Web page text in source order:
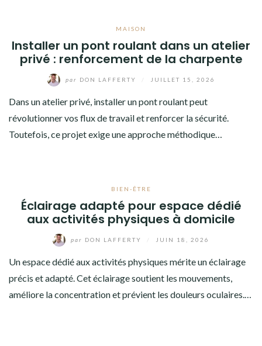
MAISON
Installer un pont roulant dans un atelier
privé : renforcement de la charpente
par DON LAFFERTY JUILLET 15, 2026
Dans un atelier privé, installer un pont roulant peut
révolutionner vos flux de travail et renforcer la sécurité.
Toutefois, ce projet exige une approche méthodique…
BIEN-ÊTRE
Éclairage adapté pour espace dédié
aux activités physiques à domicile
par DON LAFFERTY JUIN 18, 2026
Un espace dédié aux activités physiques mérite un éclairage
précis et adapté. Cet éclairage soutient les mouvements,
améliore la concentration et prévient les douleurs oculaires.…